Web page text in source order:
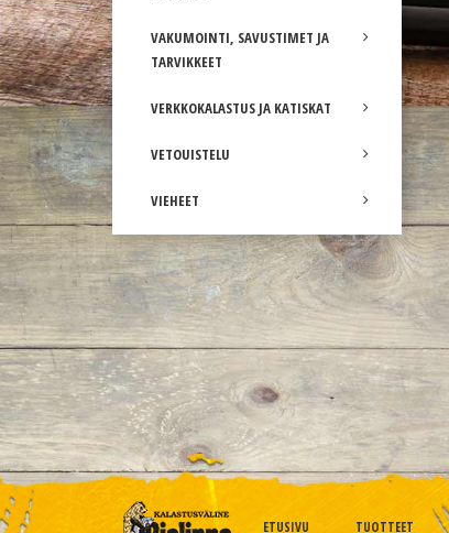
VAKUMOINTI, SAVUSTIMET JA
TARVIKKEET
VERKKOKALASTUS JA KATISKAT
VETOUISTELU
VIEHEET
ETUSIVU TUOTTEET